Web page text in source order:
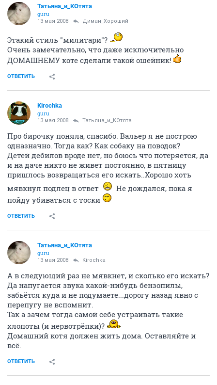
Татьяна_и_КОтята
guru
13 мая 2008 Диман_Хороший
Этакий стиль "милитари"?
Очень замечательно, что даже исключительно
ДОМАШНЕМУ коте сделали такой ошейник!
ОТВЕТИТЬ
Kirochka
guru
13 мая 2008 Татьяна_и_КОтята
Про бирочку поняла, спасибо. Вальер я не построю
одназначно. Тогда как? Как собаку на поводок?
Детей дебилов вроде нет, но боюсь что потеряется, да
и на даче никто не живет постоянно, в пятницу
пришлось возвращаться его искать..Хорошо хоть
мявкнул подлец в ответ
Не дождался, пока я
пойду убиваться с тоски
ОТВЕТИТЬ
Татьяна_и_КОтята
guru
13 мая 2008 Kirochka
А в следующий раз не мявкнет, и сколько его искать?
Да напугается звука какой-нибудь бензопилы,
забьётся куда и не подумаете...дорогу назад явно с
перепугу не вспомнит.
Так а зачем тогда самой себе устраивать такие
хлопоты (и нервотрёпки)?
Домашний котя должен жить дома. Оставляйте и
всё.
ОТВЕТИТЬ